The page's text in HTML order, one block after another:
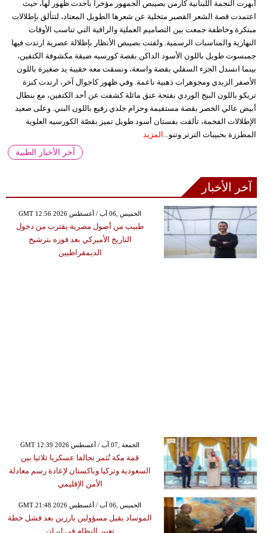
أبهرت النجمة اللبنانية كارمن بصيبص الجمهور مؤخراً بأحدث ظهور لها، حيث
اعتمدت قصة الشعر القصير متخلية عن شعرها الطويل المعتاد، لتتألق بإطلالات
مبتكرة وخاطفة جمعت بين التصاميم العملية والراقية التي تناسب الأوقات
النهارية والمناسبات الرسمية. ولفتت بصيبص الأنظار بإطلالة عصرية ارتدت فيها
جمبسوت طويل باللون الأسود الداكن بقصة كورسيه ضيقة مكشوفة الكتفين،
بينما انسدل الجزء السفلي بقصة واسعة، ونسقت معه حقيبة يد صغيرة باللون
الأصفر الزبدي ومجوهرات ذهبية ناعمة. وفي ظهور كاجوال آخر، ارتدت كنزة
تريكو باللون البيج الوردي بفتحة عنق مائلة كشفت عن أحد الكتفين، مع بنطال
أبيض عالي الخصر بقصة مستقيمة وحزام جلدي رفيع باللون البني. وعلى صعيد
الإطلالات الفخمة، تألقت بفستان أسود طويل تميز بقصّة الكورسيه العلوية
المطرزة بحبيبات الترتر وتنو... المزيد
آخر الأخبار الطبية
آخر الأخبار
GMT 12:56 2026 الخميس ,06 آب / أغسطس
طبيب من أصول مصرية يقترب من دخول
التاريخ الأميركي بعد فوزه بترشيح
الديمقراطيين
GMT 12:39 2026 الجمعة ,07 آب / أغسطس
قمة مكة تُثمر تحالفا عسكريا ثلاثيا بين
السعودية وتركيا وباكستان لإعادة رسم معادلة
الأمن الإقليمي
GMT 21:48 2026 الخميس ,06 آب / أغسطس
الموساد يقيل مسؤولين بارزين بعد فشل خطة
تغيير النظام في إيران